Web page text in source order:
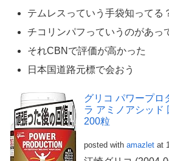
テムレスっていう手袋知ってる
チコリンパフっていうのがあっ
それCBNで評価が高かった
日本国道路元標で会おう
グリコ パワープロ
ラ アミノアシッド
200粒
posted with amazlet at